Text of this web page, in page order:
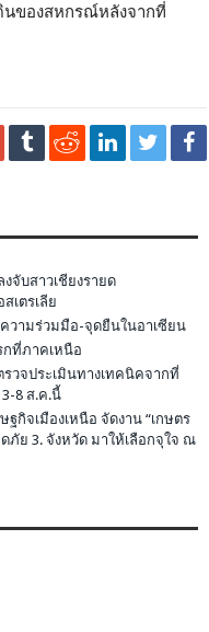
ของสหกรณ์หลังจากที่
จับสาวเชียงรายด
เตรเลีย
วามร่วมมือ-จุดยืนในอาเซียน
กที่ภาคเหนือ
วจประเมินทางเทคนิคจากที่
8 ส.ค.นี้
กิจเมืองเหนือ จัดงาน “เกษตร
ภัย 3. จังหวัด มาให้เลือกจุใจ ณ